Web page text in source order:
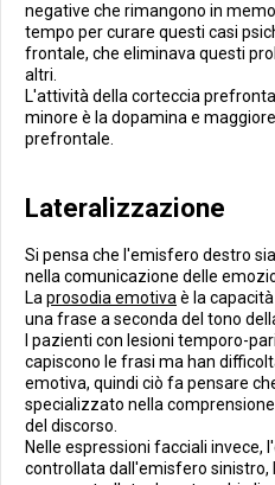
negative che rimangono in
tempo per curare questi casi
frontale, che eliminava questi
altri.
L'attività della corteccia
minore è la dopamina e
prefrontale.
Lateralizzazione
Si pensa che l'emisfero destro
nella comunicazione delle
La prosodia emotiva è la
una frase a seconda del tono
I pazienti con lesioni temporo-
capiscono le frasi ma han
emotiva, quindi ciò fa pensare
specializzato nella
del discorso.
Nelle espressioni facciali invece,
controllata dall'emisfero sinistro,